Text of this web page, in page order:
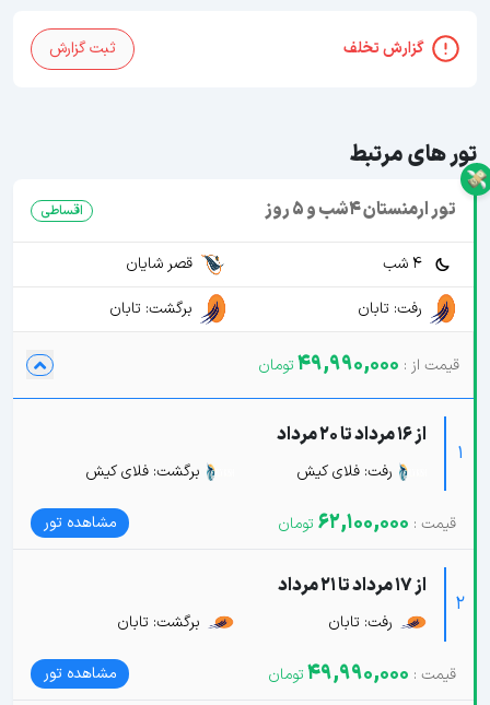
گزارش تخلف ثبت گزارش
تور های مرتبط
تور ارمنستان 4شب و 5 روز اقساطی
4 شب
قصر شایان
رفت: تابان
برگشت: تابان
49,990,000
1
از 16 مرداد تا 20 مرداد
رفت: فلای کیش برگشت: فلای کیش
62,100,000 مشاهده تور
2
از 17 مرداد تا 21 مرداد
رفت: تابان برگشت: تابان
49,990,000 مشاهده تور